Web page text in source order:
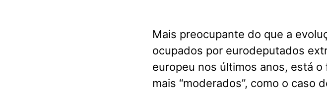
Mais preocupante do que a
ocupados por eurodeputados
europeu nos últimos anos, está
mais “moderados”, como o caso